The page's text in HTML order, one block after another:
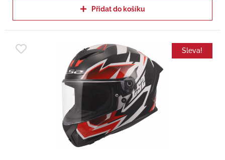
Přidat do košíku
Sleva!